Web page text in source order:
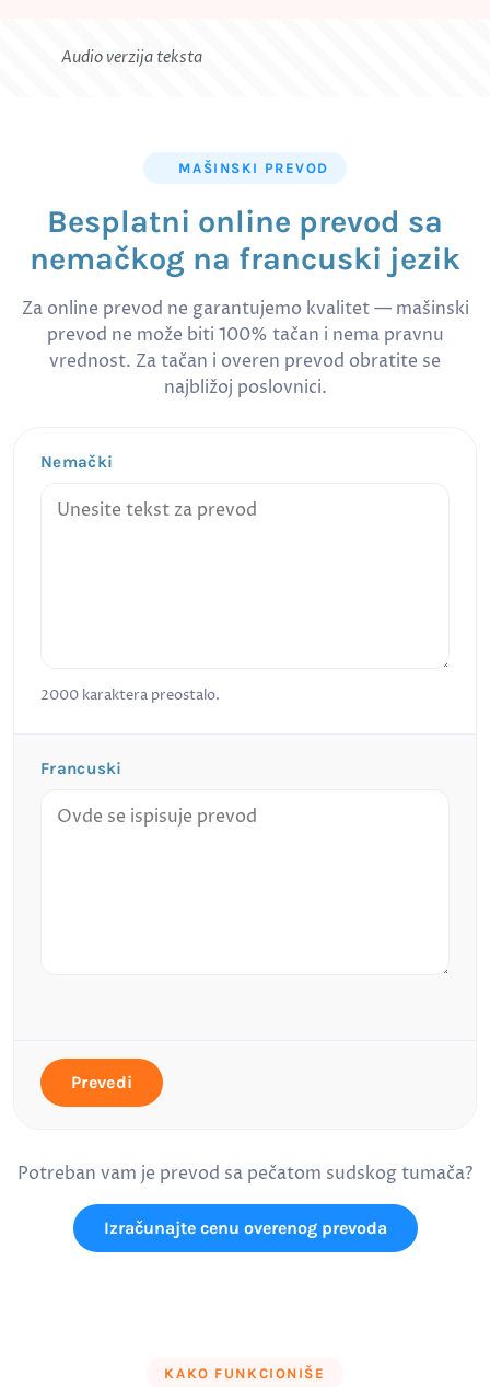
Audio verzija teksta
MAŠINSKI PREVOD
Besplatni online prevod sa
nemačkog na francuski jezik
Za online prevod ne garantujemo kvalitet — mašinski
prevod ne može biti 100% tačan i nema pravnu
vrednost. Za tačan i overen prevod obratite se
najbližoj poslovnici.
Nemački
2000 karaktera preostalo.
Francuski
Prevedi
Potreban vam je prevod sa pečatom sudskog tumača?
Izračunajte cenu overenog prevoda
KAKO FUNKCIONIŠE